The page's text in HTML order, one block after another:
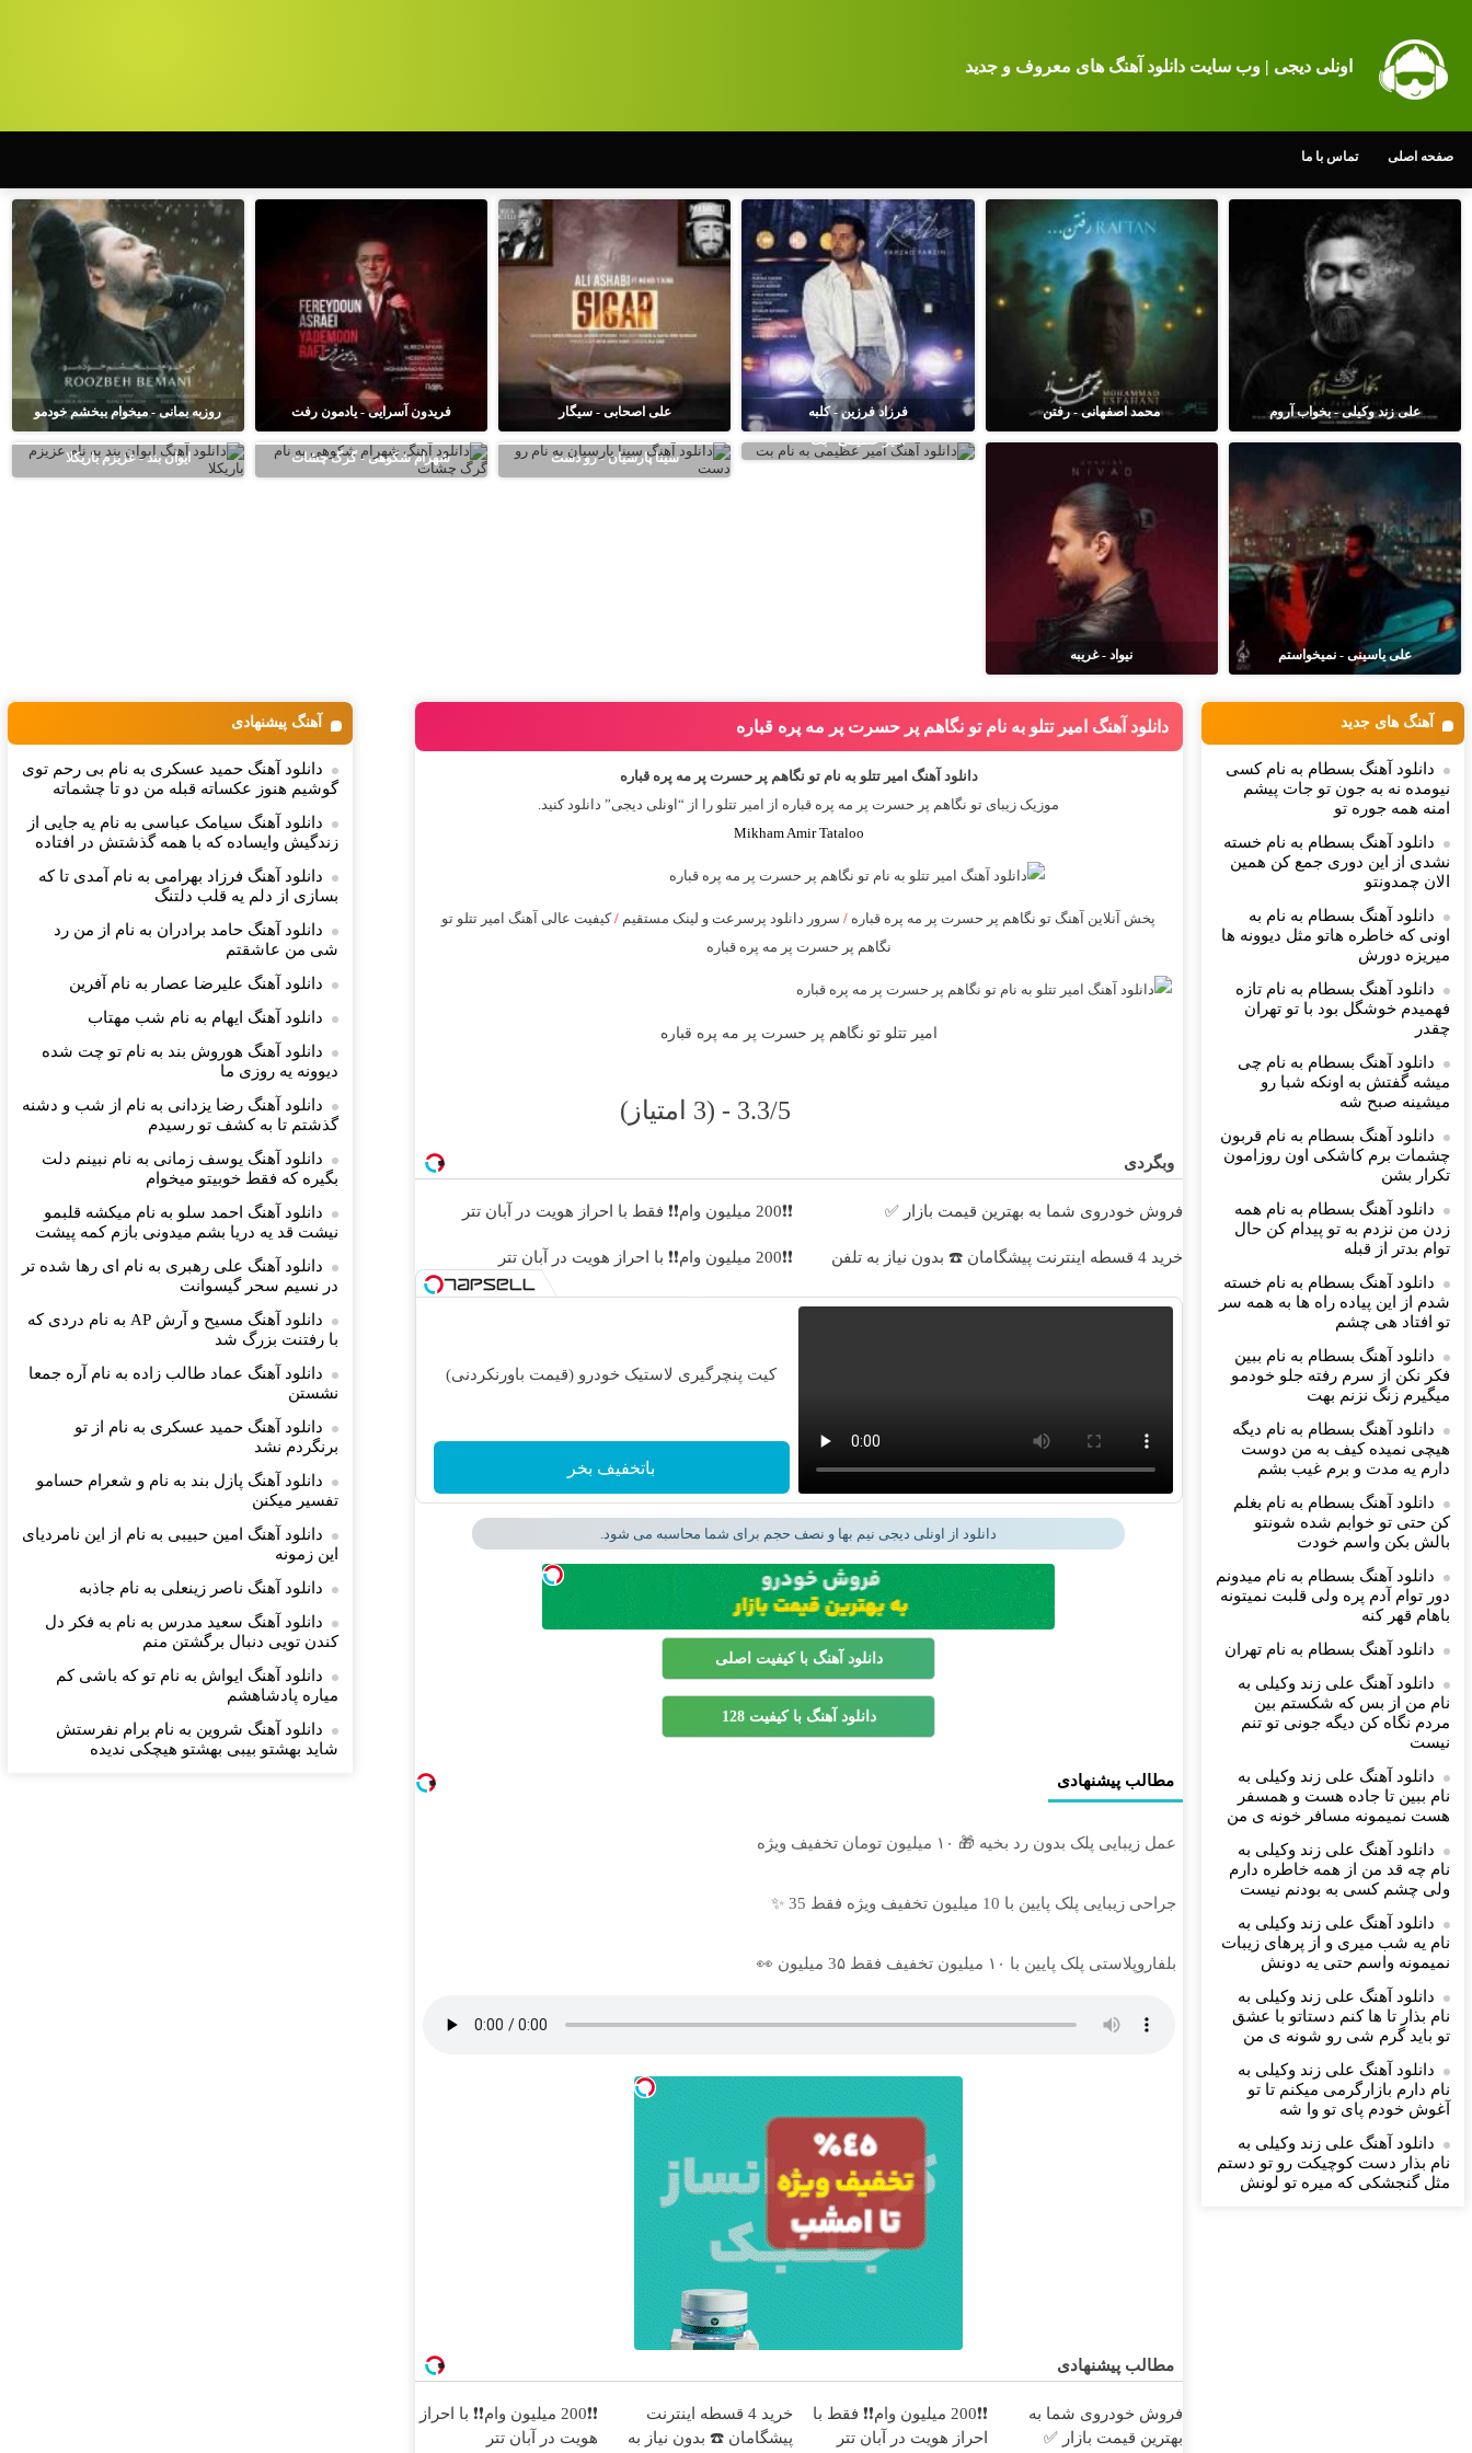
اونلی دیجی | وب سایت دانلود آهنگ های معروف و جدید
صفحه اصلی تماس با ما
علی زند وکیلی - بخواب آروم محمد اصفهانی - رفتن فرزاد فرزین - کلبه علی اصحابی - سیگار فریدون آسرایی - یادمون رفت روزبه بمانی - میخوام ببخشم خودمو
علی یاسینی - نمیخواستم نیواد - غریبه
امیر عظیمی - بت
سینا پارسیان - رو دست
شهرام شکوهی - گرگ چشات ایوان بند - عزیزم باریکلا
دانلود آهنگ امیر تتلو به نام تو نگاهم پر حسرت پر مه پره قباره
دانلود آهنگ امیر تتلو به نام تو نگاهم پر حسرت پر مه پره قباره
موزیک زیبای تو نگاهم پر حسرت پر مه پره قباره از
امیر تتلو را از “اونلی دیجی” دانلود کنید.
Mikham Amir Tataloo
پخش آنلاین آهنگ تو نگاهم پر حسرت پر مه پره قباره /سرور دانلود پرسرعت و لینک مستقیم /کیفیت عالی آهنگ امیر تتلو تو
نگاهم پر حسرت پر مه پره قباره
امیر تتلو تو نگاهم پر حسرت پر مه پره قباره
3.3/5 - (3 امتیاز)
وبگردی
فروش خودروی شما به بهترین قیمت بازار ✅ ❗❗200 میلیون وام❗❗ فقط با احراز هویت در آبان تتر
خرید 4 قسطه اینترنت پیشگامان ☎️ بدون نیاز به تلفن ❗❗200 میلیون وام❗❗ با احراز هویت در آبان تتر
کیت پنچرگیری لاستیک خودرو (قیمت باورنکردنی)
باتخفیف بخر
دانلود از اونلی دیجی نیم بها و نصف حجم برای شما محاسبه می شود.
دانلود آهنگ با کیفیت اصلی
دانلود آهنگ با کیفیت 128
مطالب پیشنهادی
عمل زیبایی پلک بدون رد بخیه 🎁 ۱۰ میلیون تومان تخفیف ویژه
جراحی زیبایی پلک پایین با 10 میلیون تخفیف ویژه فقط 35 ✨
بلفاروپلاستی پلک پایین با ۱۰ میلیون تخفیف فقط 3۵ میلیون 👀
مطالب پیشنهادی
فروش خودروی شما به
بهترین قیمت بازار ✅
❗❗200 میلیون وام❗❗ فقط با
احراز هویت در آبان تتر
خرید 4 قسطه اینترنت
پیشگامان ☎️ بدون نیاز به
❗❗200 میلیون وام❗❗ با احراز
هویت در آبان تتر
آهنگ های جدید
دانلود آهنگ بسطام به نام کسی
نیومده نه به جون تو جات پیشم
امنه همه جوره تو
دانلود آهنگ بسطام به نام خسته
نشدی از این دوری جمع کن همین
الان چمدونتو
دانلود آهنگ بسطام به نام به
اونی که خاطره هاتو مثل دیوونه ها
میریزه دورش
دانلود آهنگ بسطام به نام تازه
فهمیدم خوشگل بود با تو تهران
چقدر
دانلود آهنگ بسطام به نام چی
میشه گفتش به اونکه شبا رو
میشینه صبح شه
دانلود آهنگ بسطام به نام قربون
چشمات برم کاشکی اون روزامون
تکرار بشن
دانلود آهنگ بسطام به نام همه
زدن من نزدم به تو پیدام کن حال
توام بدتر از قبله
دانلود آهنگ بسطام به نام خسته
شدم از این پیاده راه ها به همه سر
تو افتاد هی چشم
دانلود آهنگ بسطام به نام ببین
فکر نکن از سرم رفته جلو خودمو
میگیرم زنگ نزنم بهت
دانلود آهنگ بسطام به نام دیگه
هیچی نمیده کیف به من دوست
دارم یه مدت و برم غیب بشم
دانلود آهنگ بسطام به نام بغلم
کن حتی تو خوابم شده شونتو
بالش بکن واسم خودت
دانلود آهنگ بسطام به نام میدونم
دور توام آدم پره ولی قلبت نمیتونه
باهام قهر کنه
دانلود آهنگ بسطام به نام تهران
دانلود آهنگ علی زند وکیلی به
نام من از بس كه شكستم بین
مردم نگاه كن دیگه جونى تو تنم
نیست
دانلود آهنگ علی زند وکیلی به
نام ببین تا جاده هست و همسفر
هست نمیمونه مسافر خونه ی من
دانلود آهنگ علی زند وکیلی به
نام چه قد من از همه خاطره دارم
ولی چشم كسی به بودنم نیست
دانلود آهنگ علی زند وکیلی به
نام یه شب میرى و از پرهای زيبات
نمیمونه واسم حتی یه دونش
دانلود آهنگ علی زند وکیلی به
نام بذار تا ها كنم دستاتو با عشق
تو باید گرم شی رو شونه ى من
دانلود آهنگ علی زند وکیلی به
نام دارم بازارگرمی میكنم تا تو
آغوش خودم پای تو وا شه
دانلود آهنگ علی زند وکیلی به
نام بذار دست كوچیكت رو تو دستم
مثل گنجشكی كه میره تو لونش
آهنگ پیشنهادی
دانلود آهنگ حمید عسکری به نام بی رحم توی
گوشیم هنوز عکساته قبله من دو تا چشماته
دانلود آهنگ سیامک عباسی به نام یه جایی از
زندگیش وایساده که با همه گذشتش در افتاده
دانلود آهنگ فرزاد بهرامی به نام آمدی تا که
بسازی از دلم یه قلب دلتنگ
دانلود آهنگ حامد برادران به نام از من رد
شی من عاشقتم
دانلود آهنگ علیرضا عصار به نام آفرین
دانلود آهنگ ایهام به نام شب مهتاب
دانلود آهنگ هوروش بند به نام تو چت شده
دیوونه یه روزی ما
دانلود آهنگ رضا یزدانی به نام از ﺷﺐ و دﺷﻨﻪ
ﮔﺬﺷﺘﻢ ﺗﺎ ﺑﻪ ﻛﺸﻒ ﺗﻮ رﺳﻴﺪم
دانلود آهنگ یوسف زمانی به نام نبینم دلت
بگیره که فقط خوبیتو میخوام
دانلود آهنگ احمد سلو به نام میکشه قلبمو
نیشت قد یه دریا بشم میدونی بازم کمه پیشت
دانلود آهنگ علی رهبری به نام ای رها شده تر
در نسیم سحر گیسوانت
دانلود آهنگ مسیح و آرش AP به نام ‏دردی که
با رفتنت بزرگ شد
دانلود آهنگ عماد طالب زاده به نام آره جمعا
نشستن
دانلود آهنگ حمید عسکری به نام از تو
برنگردم نشد
دانلود آهنگ پازل بند به نام و شعرام حسامو
تفسیر میکنن
دانلود آهنگ امین حبیبی به نام از این نامردیای
این زمونه
دانلود آهنگ ناصر زینعلی به نام جاذبه
دانلود آهنگ سعید مدرس به نام به فکر دل
کندن تویی دنبال برگشتن منم
دانلود آهنگ ایواش به نام تو که باشی کم
میاره ‌پادشاهشم
دانلود آهنگ شروین به نام برام نفرستش
شاید بهشتو بیبی بهشتو هیچکی ندیده